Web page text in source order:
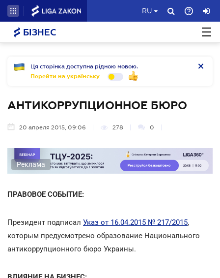
RU
БІЗНЕС
Ця сторінка доступна рідною мовою.
Перейти на українську
АНТИКОРРУПЦИОННОЕ БЮРО
20 апреля 2015, 09:06 278 0
Реклама
ПРАВОВОЕ СОБЫТИЕ:
Президент подписал Указ от 16.04.2015 № 217/2015,
которым предусмотрено образование Национального
антикоррупционного бюро Украины.